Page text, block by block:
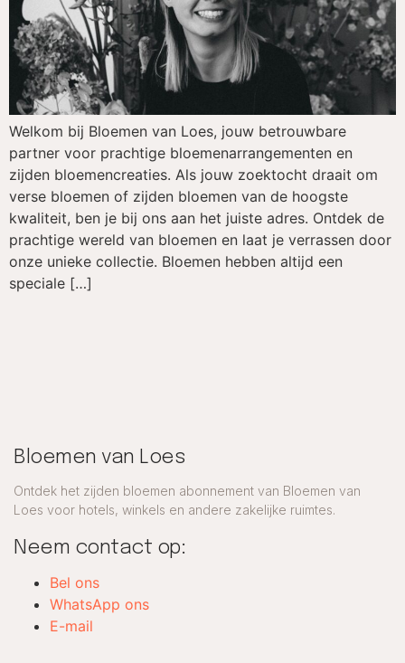
Welkom bij Bloemen van Loes, jouw betrouwbare
partner voor prachtige bloemenarrangementen en
zijden bloemencreaties. Als jouw zoektocht draait om
verse bloemen of zijden bloemen van de hoogste
kwaliteit, ben je bij ons aan het juiste adres. Ontdek de
prachtige wereld van bloemen en laat je verrassen door
onze unieke collectie. Bloemen hebben altijd een
speciale […]
Bloemen van Loes
Ontdek het zijden bloemen abonnement van Bloemen van
Loes voor hotels, winkels en andere zakelijke ruimtes.
Neem contact op:
Bel ons
WhatsApp ons
E-mail